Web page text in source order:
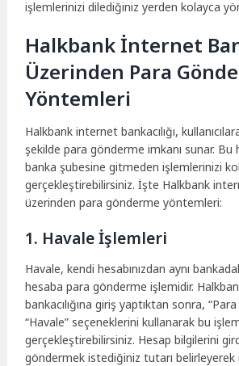
işlemlerinizi dilediğiniz yerden kolayca
Halkbank İnternet
Üzerinden Para
Yöntemleri
Halkbank internet bankacılığı,
şekilde para gönderme imkanı sunar.
banka şubesine gitmeden işlemlerinizi
gerçekleştirebilirsiniz. İşte Halkbank
üzerinden para gönderme yöntemleri:
1. Havale İşlemleri
Havale, kendi hesabınızdan aynı
hesaba para gönderme işlemidir.
bankacılığına giriş yaptıktan sonra,
“Havale” seçeneklerini kullanarak bu
gerçekleştirebilirsiniz. Hesap bilgilerini
göndermek istediğiniz tutarı belirleyerek